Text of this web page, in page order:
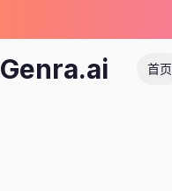
Genra.ai 首页